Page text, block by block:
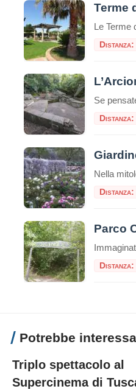
Parco
Potrebbe
Triplo spettacolo al
Supercinema di